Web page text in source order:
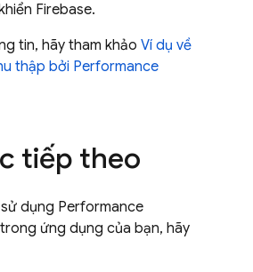
Firebase.
tin, hãy tham khảo Ví dụ về
thập bởi Performance
tiếp theo
dụng Performance
trong ứng dụng của bạn, hãy